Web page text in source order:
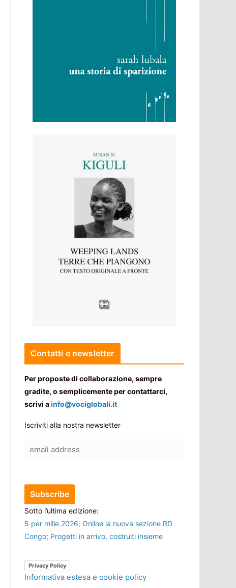
Contatti e newsletter
Per proposte di collaborazione, sempre
gradite, o semplicemente per contattarci,
scrivi ainfo@vociglobali.it
Iscriviti alla nostra newsletter
Sotto l’ultima edizione:
5 per mille 2026; Online la nuova sezione RD
Congo; Progetti in arrivo, costruiti insieme
Privacy Policy
Informativa estesa e cookie policy